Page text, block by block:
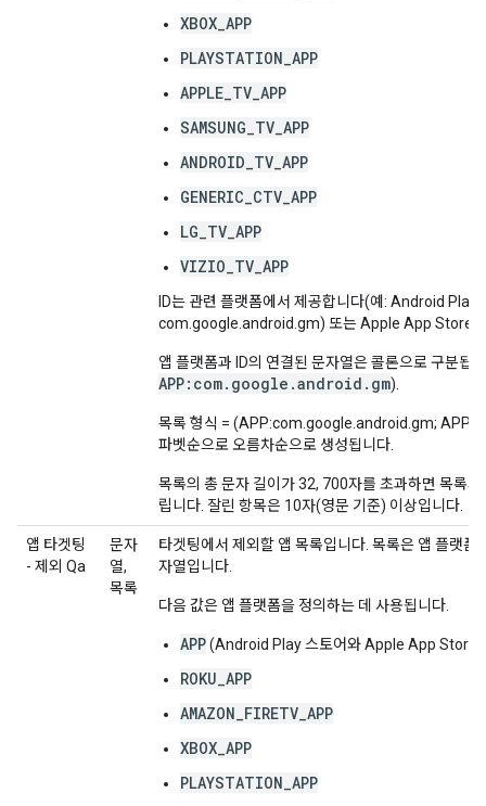
XBOX_APP
PLAYSTATION_APP
APPLE_TV_APP
SAMSUNG_TV_APP
ANDROID_TV_APP
GENERIC_CTV_APP
LG_TV_APP
VIZIO_TV_APP
ID는 관련 플랫폼에서 제공합니다(예: Android Play
com.google.android.gm) 또는 Apple App Store
앱 플랫폼과 ID의 연결된 문자열은 콜론으로 구분됩
APP:com.google.android.gm).
목록 형식 = (APP:com.google.android.gm;
파벳순으로 오름차순으로 생성됩니다.
목록의 총 문자 길이가 32, 700자를 초과하면 목록
립니다. 잘린 항목은 10자(영문 기준) 이상입니다.
앱 타겟팅
- 제외 Qa
문자
열,
목록
타겟팅에서 제외할 앱 목록입니다. 목록은 앱 플랫폼
자열입니다.
다음 값은 앱 플랫폼을 정의하는 데 사용됩니다.
APP(Android Play 스토어와 Apple App Store
ROKU_APP
AMAZON_FIRETV_APP
XBOX_APP
PLAYSTATION_APP